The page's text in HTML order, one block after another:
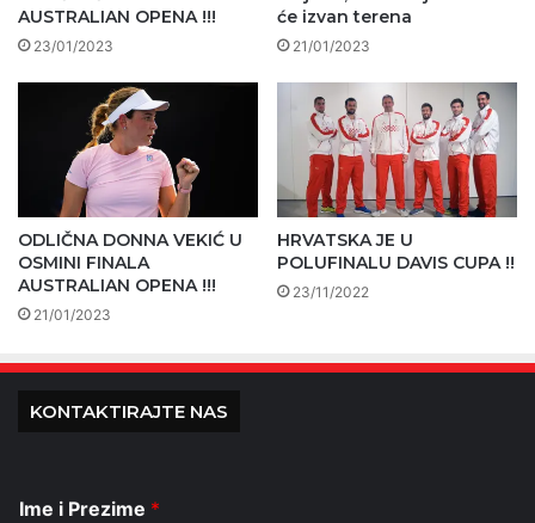
AUSTRALIAN OPENA !!!
23/01/2023
će izvan terena
21/01/2023
ODLIČNA DONNA VEKIĆ U
OSMINI FINALA
AUSTRALIAN OPENA !!!
21/01/2023
HRVATSKA JE U
POLUFINALU DAVIS CUPA !!
23/11/2022
KONTAKTIRAJTE NAS
Ime i Prezime *